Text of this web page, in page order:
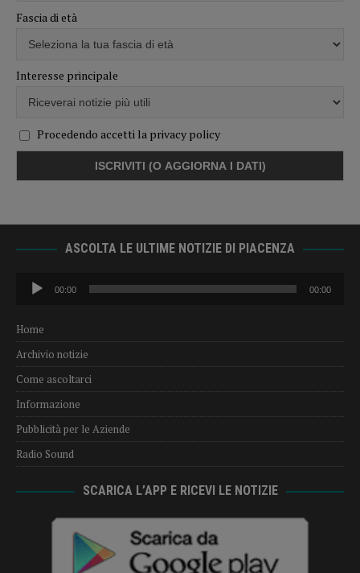
Fascia di età
Interesse principale
Procedendo accetti la privacy policy
ASCOLTA LE ULTIME NOTIZIE DI PIACENZA
Audio
Player
00:00 00:00
Home
Archivio notizie
Come ascoltarci
Informazione
Pubblicità per le Aziende
Radio Sound
SCARICA L’APP E RICEVI LE NOTIZIE